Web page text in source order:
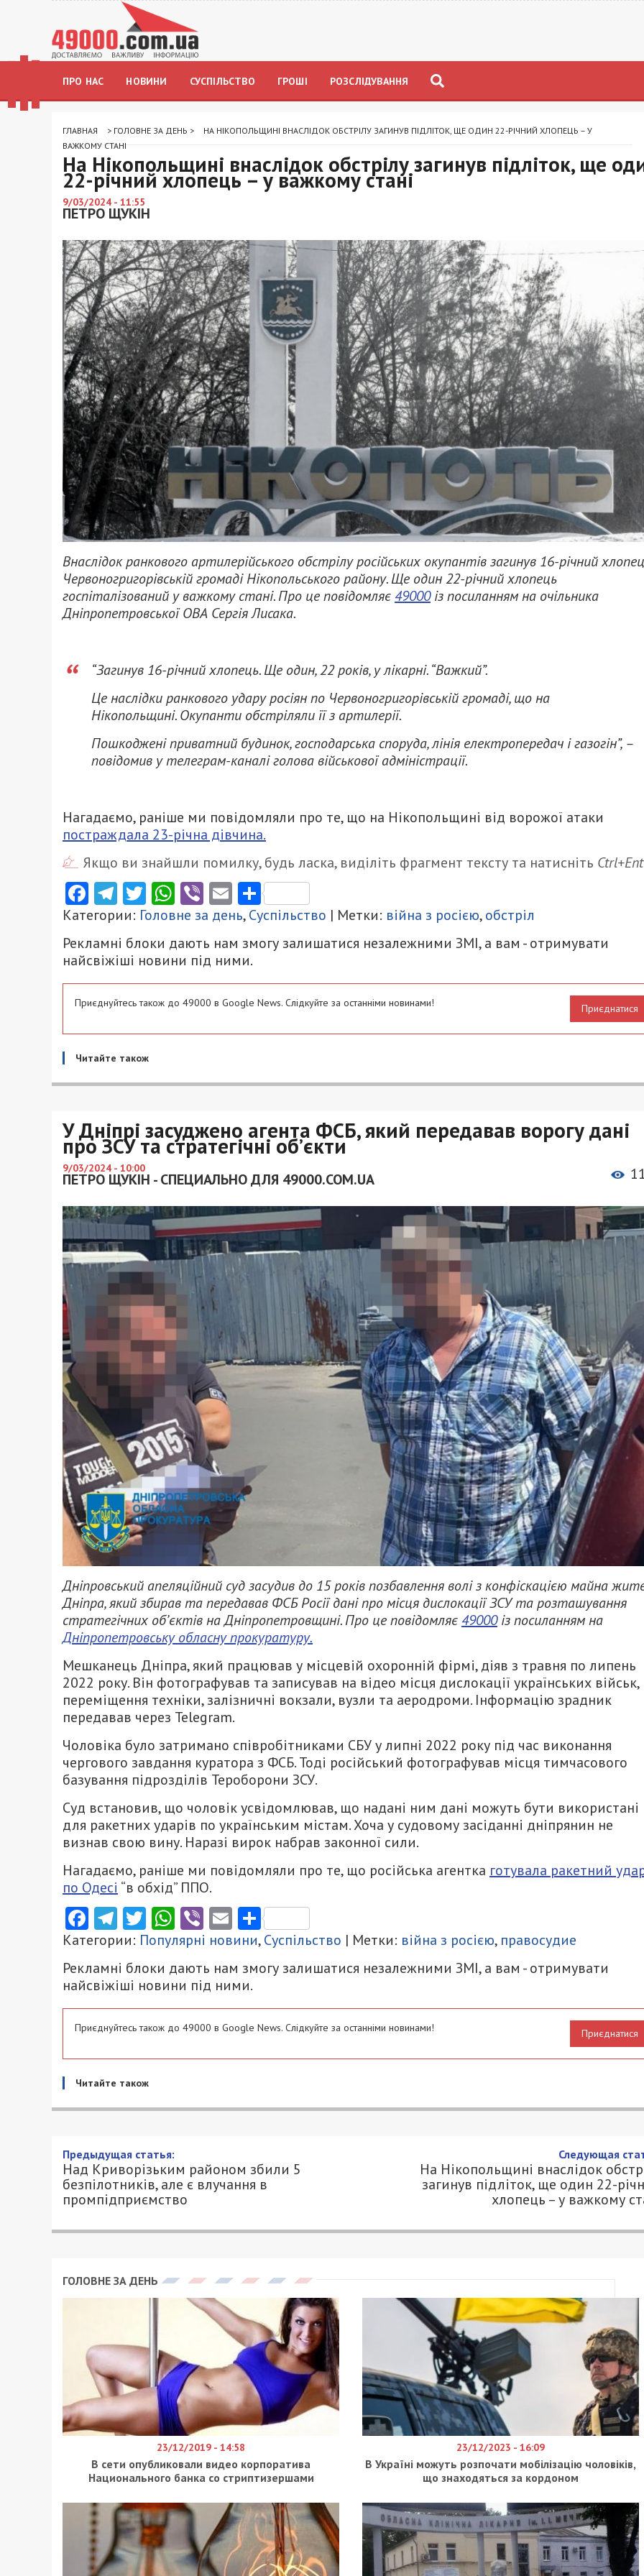
ПРО НАС НОВИНИ СУСПІЛЬСТВО ГРОШІ РОЗСЛІДУВАННЯ
ГЛАВНАЯ > ГОЛОВНЕ ЗА ДЕНЬ >
НА НІКОПОЛЬЩИНІ ВНАСЛІДОК ОБСТРІЛУ ЗАГИНУВ ПІДЛІТОК, ЩЕ ОДИН 22-РІЧНИЙ ХЛОПЕЦЬ – У
ВАЖКОМУ СТАНІ
На Нікопольщині внаслідок обстрілу загинув підліток, ще
22-річний хлопець – у важкому стані
9/03/2024 - 11:55
ПЕТРО ЩУКІН
Внаслідок ранкового артилерійського обстрілу російських окупантів загинув 16-річний
Червоногригорівській громаді Нікопольського району. Ще один 22-річний хлопець
госпіталізований у важкому стані. Про це повідомляє49000із посиланням на очільника
Дніпропетровської ОВА Сергія Лисака.
“Загинув 16-річний хлопець. Ще один, 22 років, у лікарні. “Важкий”.
Це наслідки ранкового удару росіян по Червоногригорівській громаді, що на
Нікопольщині. Окупанти обстріляли її з артилерії.
Пошкоджені приватний будинок, господарська споруда, лінія електропередач і газогін”, –
повідомив у телеграм-каналі голова військової адміністрації.
Нагадаємо, раніше ми повідомляли про те, що на Нікопольщині від ворожої атаки
постраждала 23-річна дівчина.
Якщо ви знайшли помилку, будь ласка, виділіть фрагмент тексту та натисніть
Facebook
Telegram
Twitter
WhatsApp
ViberEmailПоділитися
Категории: Головне за день,Суспільство | Метки: війна з росією,обстріл
Рекламні блоки дають нам змогу залишатися незалежними ЗМІ, а вам - отримувати
найсвіжіші новини під ними.
Приєднуйтесь також до 49000 в Google News. Слідкуйте за останніми новинами! Приєднатися
Читайте також
У Дніпрі засуджено агента ФСБ, який передавав ворогу дані
про ЗСУ та стратегічні об’єкти
9/03/2024 - 10:00
ПЕТРО ЩУКІН - СПЕЦИАЛЬНО ДЛЯ 49000.COM.UA
Дніпровський апеляційний суд засудив до 15 років позбавлення волі з конфіскацією майна
Дніпра, який збирав та передавав ФСБ Росії дані про місця дислокації ЗСУ та розташування
стратегічних об’єктів на Дніпропетровщині. Про це повідомляє49000із посиланням на
Дніпропетровську обласну прокуратуру.
Мешканець Дніпра, який працював у місцевій охоронній фірмі, діяв з травня по липень
2022 року. Він фотографував та записував на відео місця дислокації українських військ,
переміщення техніки, залізничні вокзали, вузли та аеродроми. Інформацію зрадник
передавав через Telegram.
Чоловіка було затримано співробітниками СБУ у липні 2022 року під час виконання
чергового завдання куратора з ФСБ. Тоді російський фотографував місця тимчасового
базування підрозділів Тероборони ЗСУ.
Суд встановив, що чоловік усвідомлював, що надані ним дані можуть бути використані
для ракетних ударів по українським містам. Хоча у судовому засіданні дніпрянин не
визнав свою вину. Наразі вирок набрав законної сили.
Нагадаємо, раніше ми повідомляли про те, що російська агентка готувала ракетний
по Одесі “в обхід” ППО.
Facebook
Telegram
Twitter
WhatsApp
ViberEmailПоділитися
Категории: Популярні новини,Суспільство | Метки: війна з росією, правосудие
Рекламні блоки дають нам змогу залишатися незалежними ЗМІ, а вам - отримувати
найсвіжіші новини під ними.
Приєднуйтесь також до 49000 в Google News. Слідкуйте за останніми новинами! Приєднатися
Читайте також
Над Криворізьким районом збили 5 безпілотників, але є
влучання в промпідприємство
9/03/2024 - 8:49
ПЕТРО ЩУКІН - СПЕЦИАЛЬНО ДЛЯ 49000.COM.UA